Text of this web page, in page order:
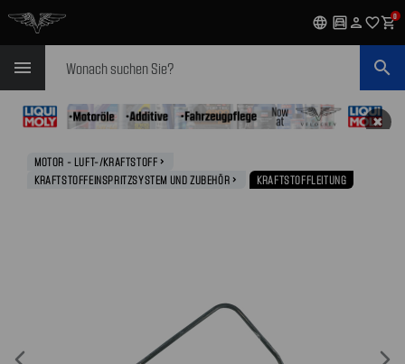
language garage person favorite_outlineshopping_cart0
menu search
✖
MOTOR - LUFT-/KRAFTSTOFF navigate_next
KRAFTSTOFFEINSPRITZSYSTEM UND ZUBEHÖR navigate_next KRAFTSTOFFLEITUNG